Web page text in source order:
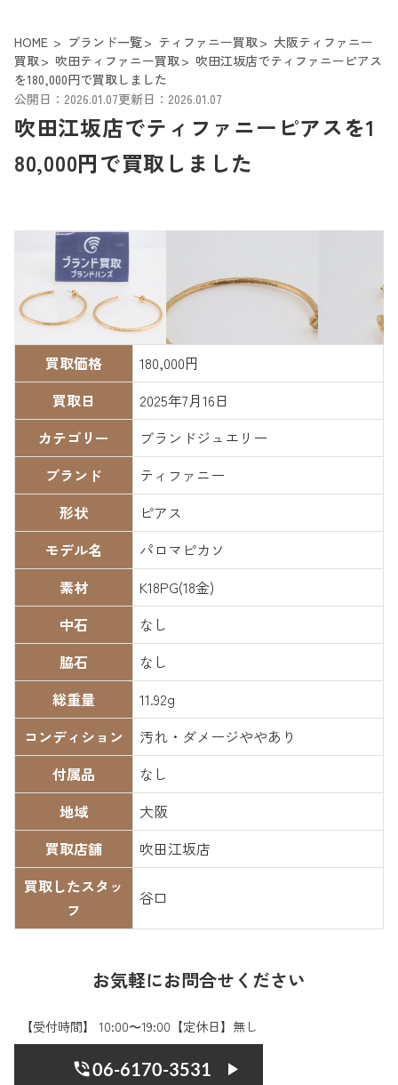
HOME ブランド一覧 ティファニー買取
大阪ティファニー
買取
吹田ティファニー買取
吹田江坂店でティファニーピアス
を180,000円で買取しました
公開日：2026.01.07更新日：2026.01.07
吹田江坂店でティファニーピアスを1
80,000円で買取しました
買取価格
180,000円
買取日
2025年7月16日
カテゴリー
ブランドジュエリー
ブランド
ティファニー
形状
ピアス
モデル名
パロマピカソ
素材
K18PG(18金)
中石
なし
脇石
なし
総重量
11.92g
コンディション
汚れ・ダメージややあり
付属品
なし
地域
大阪
買取店舗
吹田江坂店
買取したスタッ
フ
谷口
お気軽にお問合せください
【受付時間】 10:00〜19:00【定休日】無し
06-6170-3531